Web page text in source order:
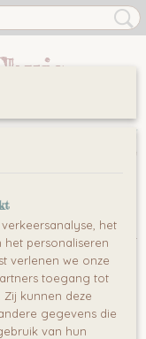
(0)
SCE
het
het personaliseren
verlenen we onze
toegang tot
kunnen deze
gegevens die
van hun